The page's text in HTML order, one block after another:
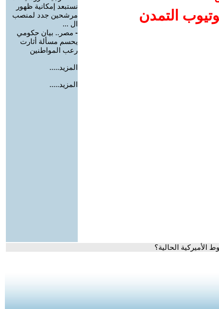
التمدن
نستبعد إمكانية ظهور
مرشحين جدد لمنصب
ال ...
- مصر.. بيان حكومي
يحسم مسألة أثارت
رعب المواطنين
المزيد.....
المزيد.....
الأميركية الحالية؟